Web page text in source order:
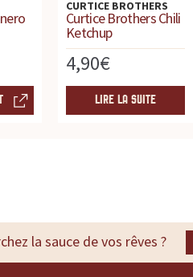
CURTICE BROTHERS
Curtice Brothers Chili
Ketchup
4,90€
LIRE LA SUITE
la sauce de vos rêves ?